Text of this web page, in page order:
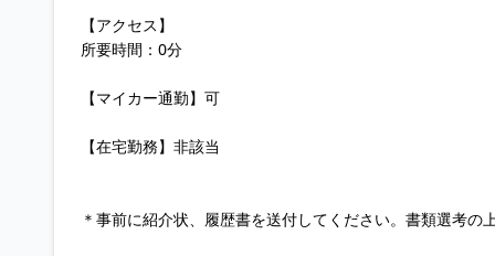
【アクセス】
所要時間：0分
【マイカー通勤】可
【在宅勤務】非該当
＊事前に紹介状、履歴書を送付してください。書類選考の